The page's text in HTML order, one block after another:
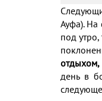
Ауфа). На
под
день в